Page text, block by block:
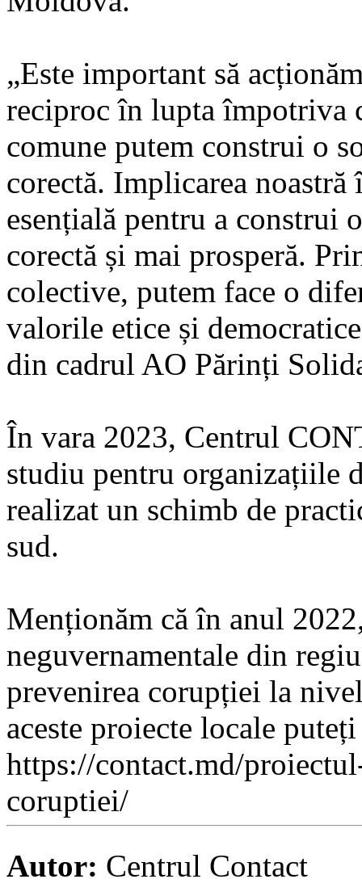
„Este important să
reciproc în lupta
comune putem construi o
corectă. Implicarea
esențială pentru a construi
corectă și mai prosperă.
colective, putem face o
valorile etice și
din cadrul AO Părinți
În vara 2023, Centrul
studiu pentru organizațiile
realizat un schimb de
sud.
Menționăm că în anul
neguvernamentale din
prevenirea corupției la
aceste proiecte locale
https://contact.md/
coruptiei/
Autor: Centrul Contact